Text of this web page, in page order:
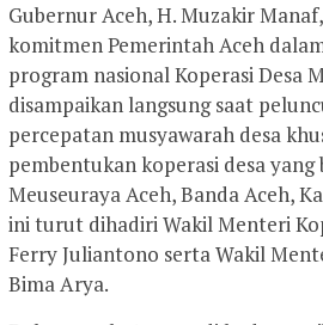
Gubernur Aceh, H. Muzakir
komitmen Pemerintah Aceh
program nasional Koperasi Desa
disampaikan langsung saat
percepatan musyawarah desa
pembentukan koperasi desa yang
Meuseuraya Aceh, Banda Aceh,
ini turut dihadiri Wakil Menteri
Ferry Juliantono serta Wakil
Bima Arya.